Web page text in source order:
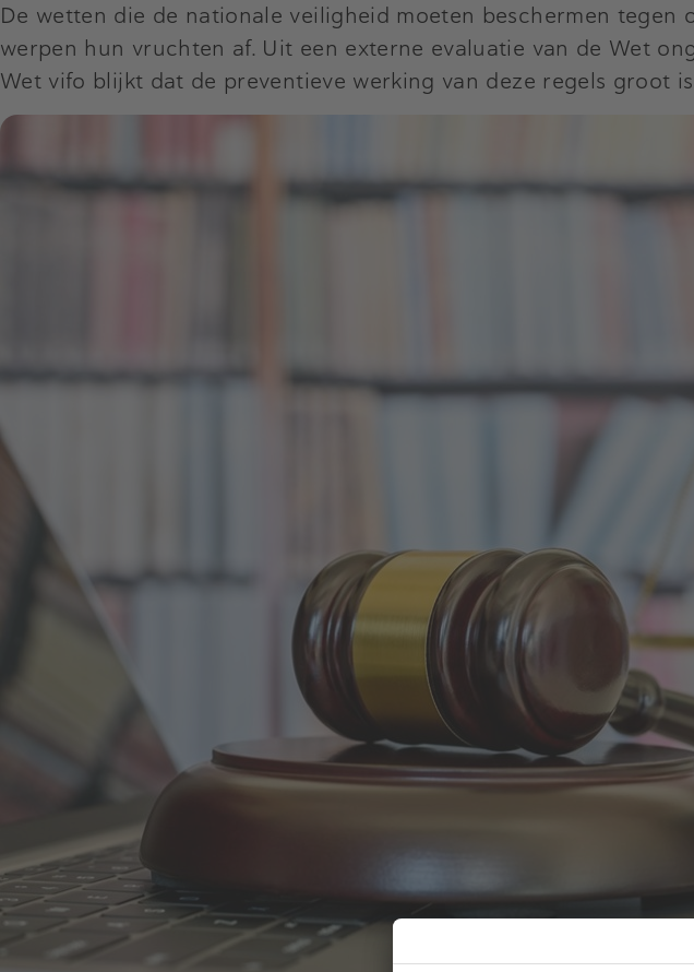
De wetten die de nationale veiligheid moeten beschermen tegen
werpen hun vruchten af. Uit een externe evaluatie van de Wet
Wet vifo blijkt dat de preventieve werking van deze regels groot